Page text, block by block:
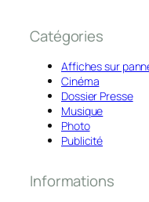
Catégories
Affiches sur
Cinéma
Dossier Presse
Musique
Photo
Publicité
Informations